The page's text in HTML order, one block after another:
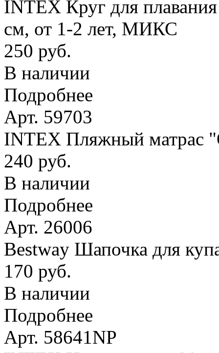
INTEX Круг для
см, от 1-2 лет, МИКС
250 руб.
В наличии
Подробнее
Арт. 59703
INTEX Пляжный
240 руб.
В наличии
Подробнее
Арт. 26006
Bestway Шапочка для
170 руб.
В наличии
Подробнее
Арт. 58641NP